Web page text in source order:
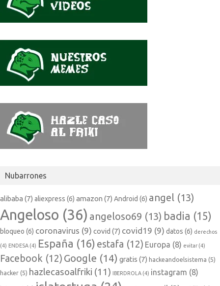
Nubarrones
alibaba (7) aliexpress (6) amazon (7) Android (6) angel (13)
Angeloso (36) angeloso69 (13) badia (15)
bloqueo (6) coronavirus (9) covid (7) covid19 (9) datos (6) derechos
(4) ENDESA (4) España (16) estafa (12) Europa (8) evitar (4)
Facebook (12) Google (14) gratis (7) hackeandoelsistema (5)
hacker (5) hazlecasoalfriki (11) IBERDROLA (4) instagram (8)